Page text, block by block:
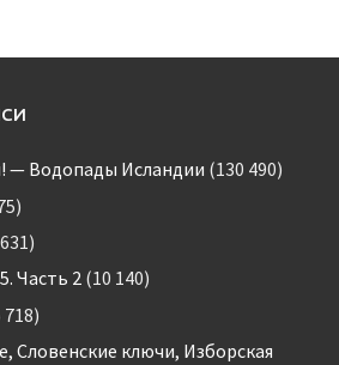
— Водопады Исландии (130 490)
Часть 2 (10 140)
718)
Словенские ключи, Изборская